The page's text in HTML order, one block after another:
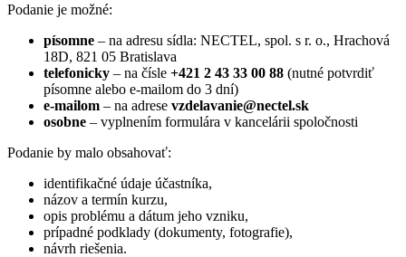
Podanie je možné:
písomne – na adresu sídla: NECTEL, spol. s r. o., Hrachová
18D, 821 05 Bratislava
telefonicky – na čísle +421 2 43 33 00 88 (nutné potvrdiť
písomne alebo e-mailom do 3 dní)
e-mailom – na adrese vzdelavanie@nectel.sk
osobne – vyplnením formulára v kancelárii spoločnosti
Podanie by malo obsahovať:
identifikačné údaje účastníka,
názov a termín kurzu,
opis problému a dátum jeho vzniku,
prípadné podklady (dokumenty, fotografie),
návrh riešenia.